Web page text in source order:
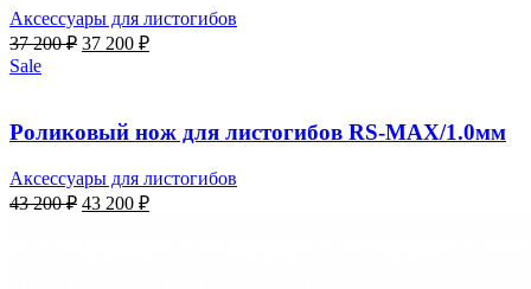
Аксессуары для листогибов
37 200₽ Первоначальная
200 ₽.
37 200 ₽Текущая
Sale
Роликовый нож для листогибов RS-МАХ/1.0мм
Аксессуары для листогибов
43 200₽ Первоначальная
43 200 ₽Текущая